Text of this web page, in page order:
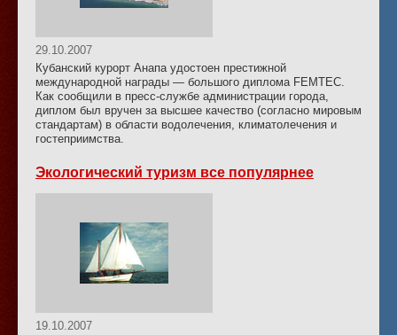
29.10.2007
Кубанский курорт Анапа удостоен престижной
международной награды — большого диплома FEMTEC.
Как сообщили в пресс-службе администрации города,
диплом был вручен за высшее качество (согласно мировым
стандартам) в области водолечения, климатолечения и
гостеприимства.
Экологический туризм все популярнее
19.10.2007